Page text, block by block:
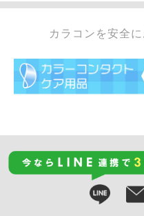
カラコンを安全